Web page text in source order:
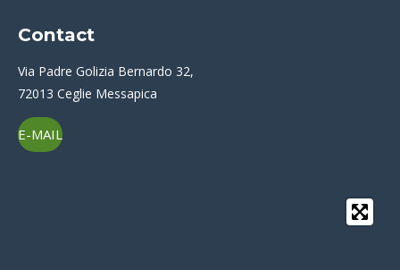
a
r
a
m
o
Contact
Via Padre Golizia Bernardo 32,
72013 Ceglie Messapica
E-MAIL